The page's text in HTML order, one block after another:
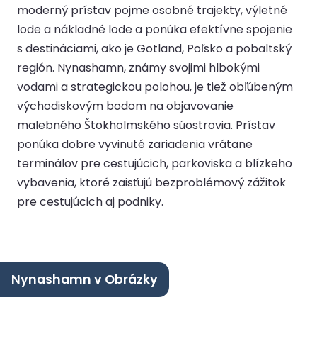
moderný prístav pojme osobné trajekty, výletné
lode a nákladné lode a ponúka efektívne spojenie
s destináciami, ako je Gotland, Poľsko a pobaltský
región. Nynashamn, známy svojimi hlbokými
vodami a strategickou polohou, je tiež obľúbeným
východiskovým bodom na objavovanie
malebného Štokholmského súostrovia. Prístav
ponúka dobre vyvinuté zariadenia vrátane
terminálov pre cestujúcich, parkoviska a blízkeho
vybavenia, ktoré zaisťujú bezproblémový zážitok
pre cestujúcich aj podniky.
Nynashamn v Obrázky